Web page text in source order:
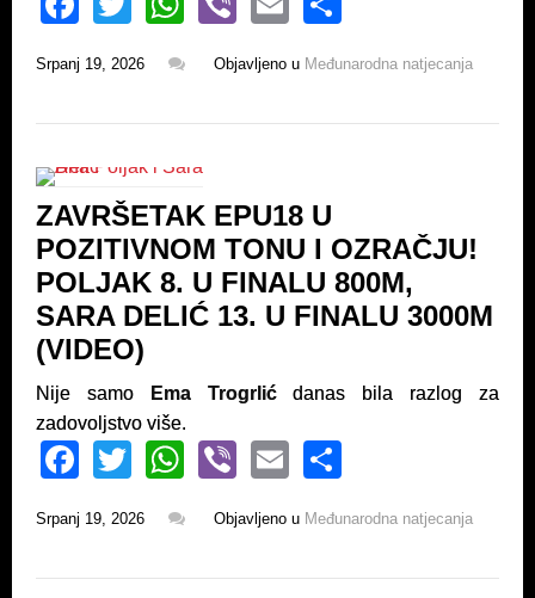
c
e
o
k
tt
er
at
s
p
er ail ar
e
Srpanj 19, 2026 Objavljeno u Međunarodna natjecanja
ZAVRŠETAK EPU18 U
POZITIVNOM TONU I OZRAČJU!
POLJAK 8. U FINALU 800M,
SARA DELIĆ 13. U FINALU 3000M
(VIDEO)
Nije samo Ema Trogrlićdanas bila razlog za
zadovoljstvo više.
F
c
e
T
tt
er
W
at
s
Vi
er
E
ail ar
e
Srpanj 19, 2026 Objavljeno u Međunarodna natjecanja